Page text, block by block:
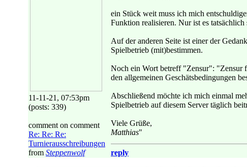
11-11-21, 07:53pm
(posts: 339)
comment on comment
Re: Re: Re:
Turnierausschreibungen
from Steppenwolf
ein Stück weit muss ich mich
Funktion realisieren. Nur ist es
Auf der anderen Seite ist einer der
Spielbetrieb (mit)bestimmen.
Noch ein Wort betreff "Zensur": "Zensur
den allgemeinen Geschätsbedingungen
Abschließend möchte ich mich einmal
Spielbetrieb auf diesem Server täglich
Viele Grüße,
Matthias"
reply